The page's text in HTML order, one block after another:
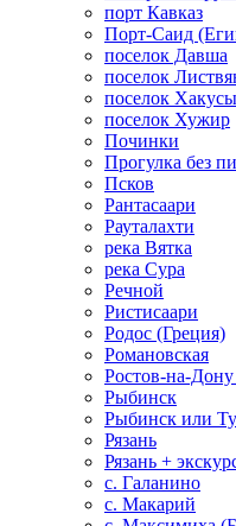
порт Кавказ
Порт-Саид
поселок Давша
поселок
поселок Хакусы
поселок Хужир
Починки
Прогулка без
Псков
Рантасаари
Рауталахти
река Вятка
река Сура
Речной
Ристисаари
Родос (Греция)
Романовская
Ростов-на-
Рыбинск
Рыбинск или
Рязань
Рязань +
с. Галанино
с. Макарий